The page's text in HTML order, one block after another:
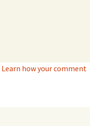
Learn how your comment